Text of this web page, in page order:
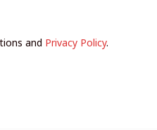
and Privacy Policy.